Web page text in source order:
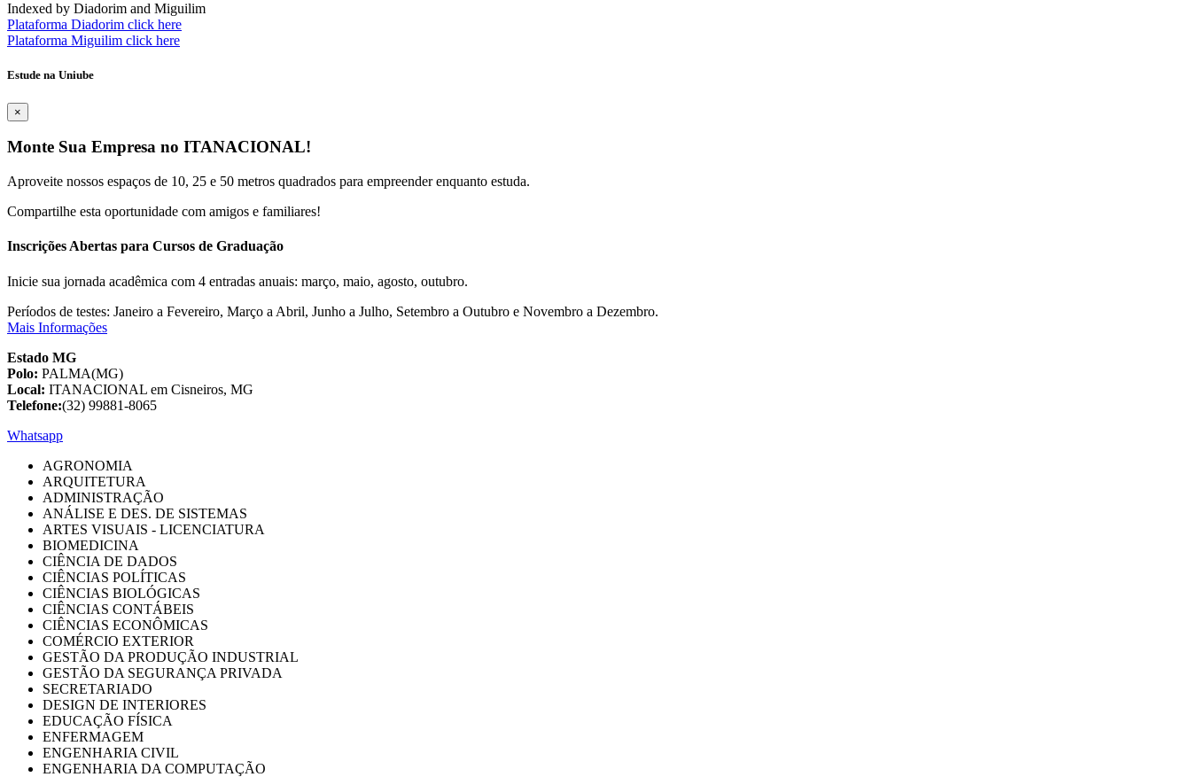
Indexed by Diadorim and Miguilim
Plataforma Diadorim click here
Plataforma Miguilim click here
Estude na Uniube
×
Monte Sua Empresa no ITANACIONAL!
Aproveite nossos espaços de 10, 25 e 50 metros quadrados para empreender enquanto estuda.
Compartilhe esta oportunidade com amigos e familiares!
Inscrições Abertas para Cursos de Graduação
Inicie sua jornada acadêmica com 4 entradas anuais: março, maio, agosto, outubro.
Períodos de testes: Janeiro a Fevereiro, Março a Abril, Junho a Julho, Setembro a Outubro e Novembro a Dezembro.
Mais Informações
Estado MG
Polo: PALMA(MG)
Local: ITANACIONAL em Cisneiros, MG
Telefone:(32) 99881-8065
Whatsapp
AGRONOMIA
ARQUITETURA
ADMINISTRAÇÃO
ANÁLISE E DES. DE SISTEMAS
ARTES VISUAIS - LICENCIATURA
BIOMEDICINA
CIÊNCIA DE DADOS
CIÊNCIAS POLÍTICAS
CIÊNCIAS BIOLÓGICAS
CIÊNCIAS CONTÁBEIS
CIÊNCIAS ECONÔMICAS
COMÉRCIO EXTERIOR
GESTÃO DA PRODUÇÃO INDUSTRIAL
GESTÃO DA SEGURANÇA PRIVADA
SECRETARIADO
DESIGN DE INTERIORES
EDUCAÇÃO FÍSICA
ENFERMAGEM
ENGENHARIA CIVIL
ENGENHARIA DA COMPUTAÇÃO